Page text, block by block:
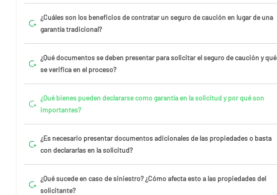
¿Cuáles son los beneficios de contratar un seguro de caución en lugar de una
garantía tradicional?
¿Qué documentos se deben presentar para solicitar el seguro de caución y qué
se verifica en el proceso?
¿Qué bienes pueden declararse como garantía en la solicitud y por qué son
importantes?
¿Es necesario presentar documentos adicionales de las propiedades o basta
con declararlas en la solicitud?
¿Qué sucede en caso de siniestro? ¿Cómo afecta esto a las propiedades del
solicitante?